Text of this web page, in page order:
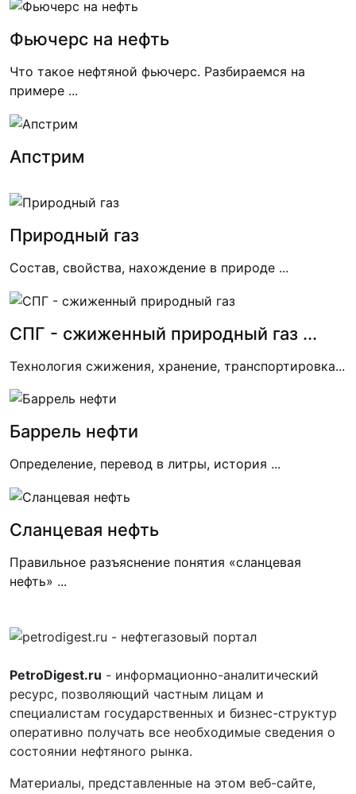
Фьючерс на нефть
Что такое нефтяной фьючерс. Разбираемся на
примере ...
Апстрим
Природный газ
Состав, свойства, нахождение в природе ...
СПГ - сжиженный природный газ ...
Технология сжижения, хранение, транспортировка...
Баррель нефти
Определение, перевод в литры, история ...
Сланцевая нефть
Правильное разъяснение понятия «сланцевая
нефть» ...
PetroDigest.ru - информационно-аналитический
ресурс, позволяющий частным лицам и
специалистам государственных и бизнес-структур
оперативно получать все необходимые сведения о
состоянии нефтяного рынка.
Материалы, представленные на этом веб-сайте,